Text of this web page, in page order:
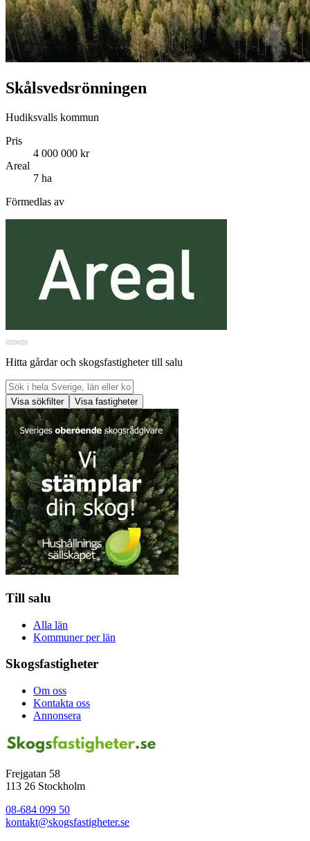
Skålsvedsrönningen
Hudiksvalls kommun
Pris
4 000 000 kr
Areal
7 ha
Förmedlas av
Hitta gårdar och skogsfastigheter till salu
Visa sökfilter Visa fastigheter
Till salu
Alla län
Kommuner per län
Skogsfastigheter
Om oss
Kontakta oss
Annonsera
Frejgatan 58
113 26 Stockholm
08-684 099 50
kontakt@skogsfastigheter.se